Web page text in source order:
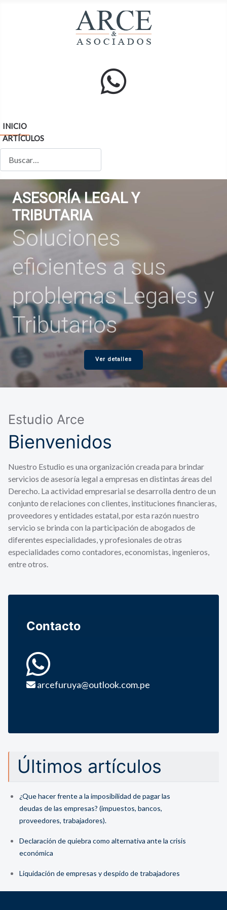
INICIO
ARTÍCULOS
ASESORÍA LEGAL Y
TRIBUTARIA
Soluciones
eficientes a sus
problemas Legales y
Tributarios
Ver detalles
Estudio Arce
Bienvenidos
Nuestro Estudio es una organización creada para brindar
servicios de asesoría legal a empresas en distintas áreas del
Derecho. La actividad empresarial se desarrolla dentro de un
conjunto de relaciones con clientes, instituciones financieras,
proveedores y entidades estatal, por esta razón nuestro
servicio se brinda con la participación de abogados de
diferentes especialidades, y profesionales de otras
especialidades como contadores, economistas, ingenieros,
entre otros.
Contacto
arcefuruya@outlook.com.pe
Últimos artículos
¿Que hacer frente a la imposibilidad de pagar las
deudas de las empresas? (impuestos, bancos,
proveedores, trabajadores).
Declaración de quiebra como alternativa ante la crisis
económica
Liquidación de empresas y despido de trabajadores